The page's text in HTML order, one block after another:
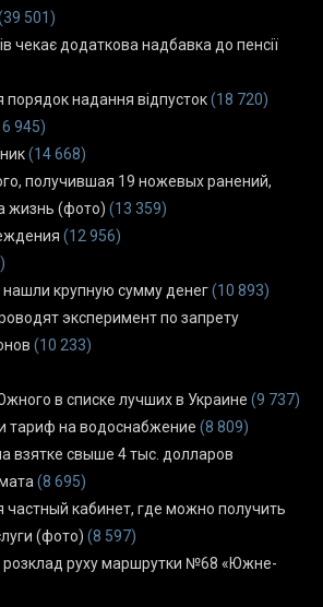
501)
чекає додаткова надбавка до пенсії
порядок надання відпусток(18 720)
945)
(14 668)
получившая 19 ножевых ранений,
жизнь (фото) (13 359)
(12 956)
крупную сумму денег(10 893)
эксперимент по запрету
(10 233)
в списке лучших в Украине (9 737)
тариф на водоснабжение (8 809)
взятке свыше 4 тыс. долларов
(8 695)
кабинет, где можно получить
(фото) (8 597)
руху маршрутки №68 «Южне-